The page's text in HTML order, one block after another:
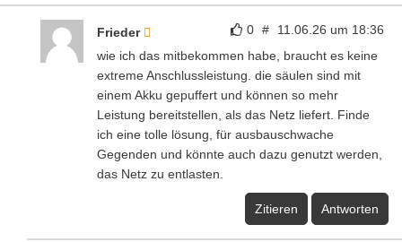
0 # 11.06.26 um 18:36
Frieder
wie ich das mitbekommen habe, braucht es keine
extreme Anschlussleistung. die säulen sind mit
einem Akku gepuffert und können so mehr
Leistung bereitstellen, als das Netz liefert. Finde
ich eine tolle lösung, für ausbauschwache
Gegenden und könnte auch dazu genutzt werden,
das Netz zu entlasten.
Zitieren Antworten